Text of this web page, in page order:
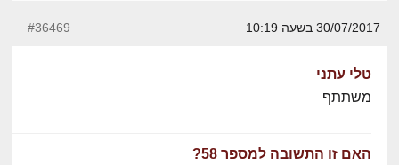
30/07/2017 בשעה 10:19 #36469
טלי עתני
משתתף
האם זו התשובה למספר 58?